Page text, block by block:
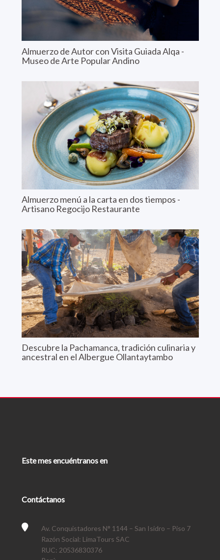
Almuerzo de Autor con Visita Guiada Alqa -
Museo de Arte Popular Andino
Almuerzo menú a la carta en dos tiempos -
Artisano Regocijo Restaurante
Descubre la Pachamanca, tradición culinaria y
ancestral en el Albergue Ollantaytambo
Este mes encuéntranos en
Contáctanos
Av. Conquistadores N° 1144 – San Isidro – Piso 7
Razón Social: LimaTours SAC
RUC: 20536830376